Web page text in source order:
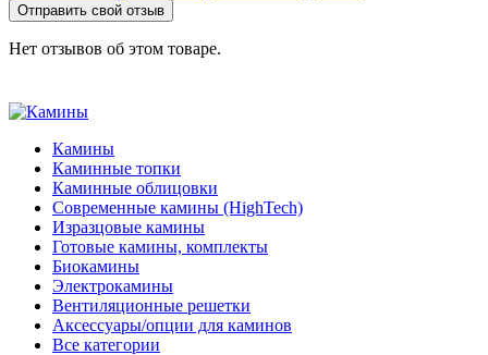
Отправить свой отзыв
Нет отзывов об этом товаре.
Камины
Каминные топки
Каминные облицовки
Современные камины (HighTech)
Изразцовые камины
Готовые камины, комплекты
Биокамины
Электрокамины
Вентиляционные решетки
Аксессуары/опции для каминов
Все категории